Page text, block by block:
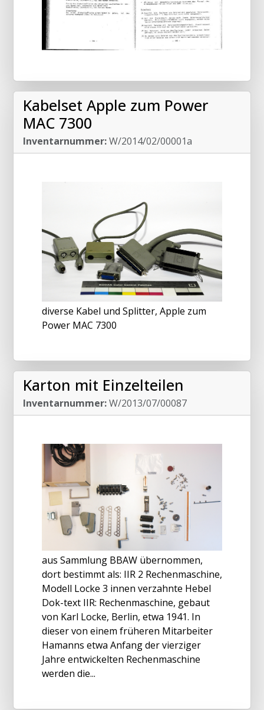
Kabelset Apple zum Power
MAC 7300
Inventarnummer:W/2014/02/00001a
diverse Kabel und Splitter, Apple zum
Power MAC 7300
Karton mit Einzelteilen
Inventarnummer:W/2013/07/00087
aus Sammlung BBAW übernommen,
dort bestimmt als: IIR 2 Rechenmaschine,
Modell Locke 3 innen verzahnte Hebel
Dok-text IIR: Rechenmaschine, gebaut
von Karl Locke, Berlin, etwa 1941. In
dieser von einem früheren Mitarbeiter
Hamanns etwa Anfang der vierziger
Jahre entwickelten Rechenmaschine
werden die...